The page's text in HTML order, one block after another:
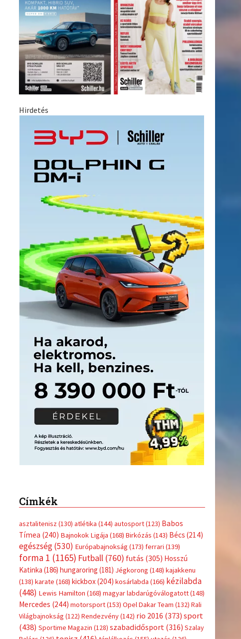
Hirdetés
Címkék
asztalitenisz (130) atlétika (144) autosport(123) Babos
Tímea (240) Bajnokok Ligája (168) Birkózás (143) Bécs (214)
egészség(530) Európabajnokság (173) ferrari (139)
forma 1 (1165) Futball(760) futás (305) Hosszú
Katinka (186) hungaroring (181) Jégkorong (148) kajakkenu
(138) karate (168) kickbox(204) kosárlabda (166) kézilabda
(448) Lewis Hamilton (168) magyar labdarúgóválogatott(148)
Mercedes (244) motorsport(153) Opel Dakar Team (132) Rali
Világbajnokság (122) Rendezvény(142) rio 2016 (373) sport
(438) Sportime Magazin (128) szabadidősport (316) Szalay